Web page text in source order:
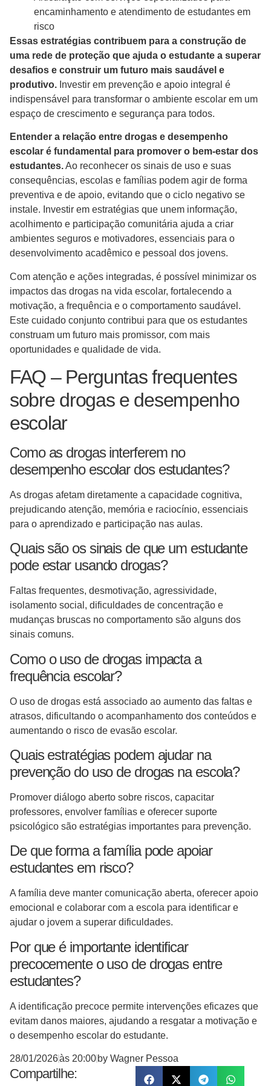
encaminhamento e atendimento de estudantes em
risco
Essas estratégias contribuem para a construção de
uma rede de proteção que ajuda o estudante a superar
desafios e construir um futuro mais saudável e
produtivo. Investir em prevenção e apoio integral é
indispensável para transformar o ambiente escolar em um
espaço de crescimento e segurança para todos.
Entender a relação entre drogas e desempenho
escolar é fundamental para promover o bem-estar dos
estudantes.Ao reconhecer os sinais de uso e suas
consequências, escolas e famílias podem agir de forma
preventiva e de apoio, evitando que o ciclo negativo se
instale. Investir em estratégias que unem informação,
acolhimento e participação comunitária ajuda a criar
ambientes seguros e motivadores, essenciais para o
desenvolvimento acadêmico e pessoal dos jovens.
Com atenção e ações integradas, é possível minimizar os
impactos das drogas na vida escolar, fortalecendo a
motivação, a frequência e o comportamento saudável.
Este cuidado conjunto contribui para que os estudantes
construam um futuro mais promissor, com mais
oportunidades e qualidade de vida.
FAQ – Perguntas frequentes
sobre drogas e desempenho
escolar
Como as drogas interferem no
desempenho escolar dos estudantes?
As drogas afetam diretamente a capacidade cognitiva,
prejudicando atenção, memória e raciocínio, essenciais
para o aprendizado e participação nas aulas.
Quais são os sinais de que um estudante
pode estar usando drogas?
Faltas frequentes, desmotivação, agressividade,
isolamento social, dificuldades de concentração e
mudanças bruscas no comportamento são alguns dos
sinais comuns.
Como o uso de drogas impacta a
frequência escolar?
O uso de drogas está associado ao aumento das faltas e
atrasos, dificultando o acompanhamento dos conteúdos e
aumentando o risco de evasão escolar.
Quais estratégias podem ajudar na
prevenção do uso de drogas na escola?
Promover diálogo aberto sobre riscos, capacitar
professores, envolver famílias e oferecer suporte
psicológico são estratégias importantes para prevenção.
De que forma a família pode apoiar
estudantes em risco?
A família deve manter comunicação aberta, oferecer apoio
emocional e colaborar com a escola para identificar e
ajudar o jovem a superar dificuldades.
Por que é importante identificar
precocemente o uso de drogas entre
estudantes?
A identificação precoce permite intervenções eficazes que
evitam danos maiores, ajudando a resgatar a motivação e
o desempenho escolar do estudante.
28/01/2026às 20:00 by Wagner Pessoa
Compartilhe: